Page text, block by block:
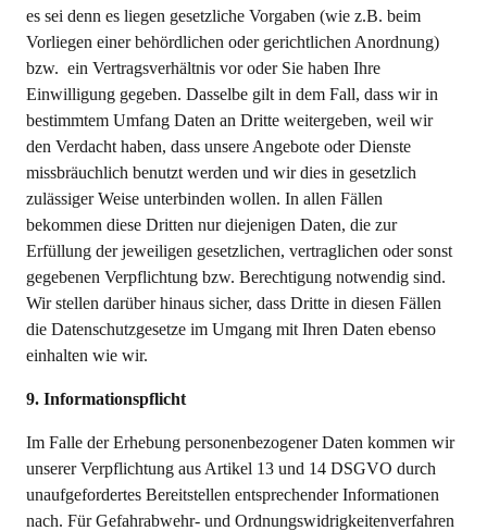
es sei denn es liegen gesetzliche Vorgaben (wie z.B. beim
Vorliegen einer behördlichen oder gerichtlichen Anordnung)
bzw. ein Vertragsverhältnis vor oder Sie haben Ihre
Einwilligung gegeben. Dasselbe gilt in dem Fall, dass wir in
bestimmtem Umfang Daten an Dritte weitergeben, weil wir
den Verdacht haben, dass unsere Angebote oder Dienste
missbräuchlich benutzt werden und wir dies in gesetzlich
zulässiger Weise unterbinden wollen. In allen Fällen
bekommen diese Dritten nur diejenigen Daten, die zur
Erfüllung der jeweiligen gesetzlichen, vertraglichen oder sonst
gegebenen Verpflichtung bzw. Berechtigung notwendig sind.
Wir stellen darüber hinaus sicher, dass Dritte in diesen Fällen
die Datenschutzgesetze im Umgang mit Ihren Daten ebenso
einhalten wie wir.
9. Informationspflicht
Im Falle der Erhebung personenbezogener Daten kommen wir
unserer Verpflichtung aus Artikel 13 und 14 DSGVO durch
unaufgefordertes Bereitstellen entsprechender Informationen
nach. Für Gefahrabwehr- und Ordnungswidrigkeitenverfahren